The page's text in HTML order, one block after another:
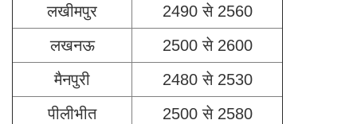
लखीमपुर
2490 से 2560
लखनऊ
2500 से 2600
मैनपुरी
2480 से 2530
पीलीभीत
2500 से 2580